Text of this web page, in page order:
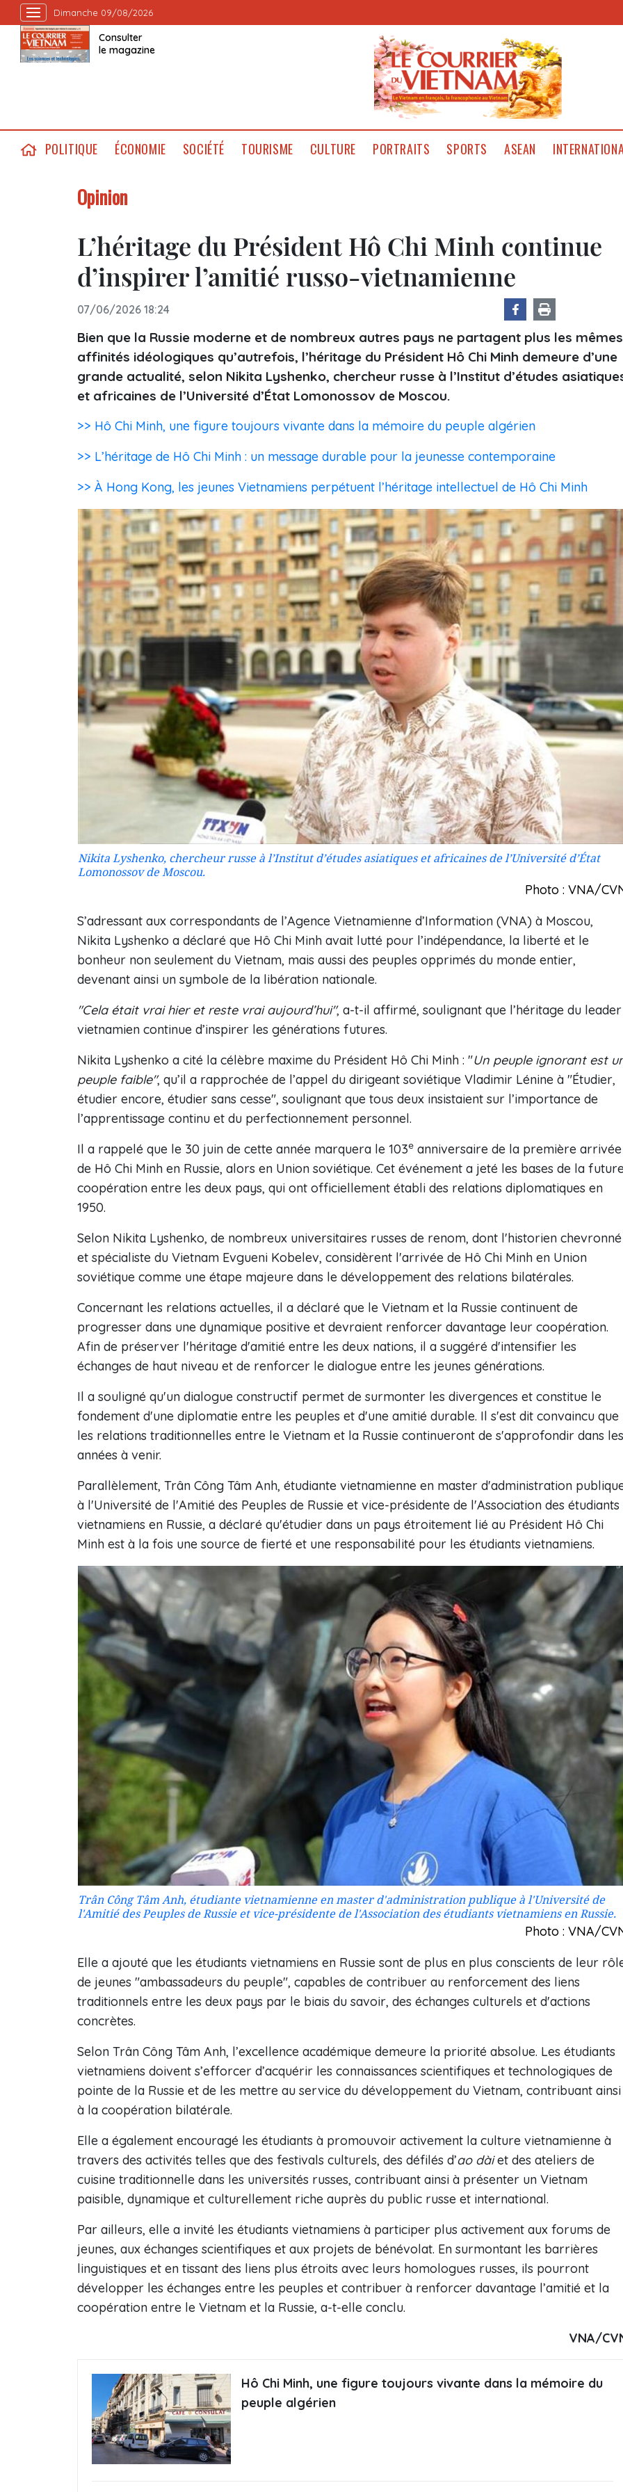
Dimanche 09/08/2026
Consulter
le magazine
POLITIQUE ÉCONOMIE SOCIÉTÉ TOURISME CULTURE PORTRAITS SPORTS ASEAN
Opinion
L’héritage du Président Hô Chi Minh continue
d’inspirer l’amitié russo-vietnamienne
07/06/2026 18:24
Bien que la Russie moderne et de nombreux autres pays ne partagent plus les mêmes
affinités idéologiques qu’autrefois, l’héritage du Président Hô Chi Minh demeure d’une
grande actualité, selon Nikita Lyshenko, chercheur russe à l’Institut d’études
et africaines de l’Université d’État Lomonossov de Moscou.
>> Hô Chi Minh, une figure toujours vivante dans la mémoire du peuple algérien
>> L’héritage de Hô Chi Minh : un message durable pour la jeunesse contemporaine
>> À Hong Kong, les jeunes Vietnamiens perpétuent l’héritage intellectuel de Hô Chi Minh
Nikita Lyshenko, chercheur russe à l’Institut d’études asiatiques et africaines de l’Université d’État
Lomonossov de Moscou.
Photo : VNA/
S’adressant aux correspondants de l’Agence Vietnamienne d’Information (VNA) à Moscou,
Nikita Lyshenko a déclaré que Hô Chi Minh avait lutté pour l’indépendance, la liberté et le
bonheur non seulement du Vietnam, mais aussi des peuples opprimés du monde entier,
devenant ainsi un symbole de la libération nationale.
"Cela était vrai hier et reste vrai aujourd’hui", a-t-il affirmé, soulignant que l’héritage du leader
vietnamien continue d’inspirer les générations futures.
Nikita Lyshenko a cité la célèbre maxime du Président Hô Chi Minh : "Un peuple ignorant est
peuple faible", qu’il a rapprochée de l’appel du dirigeant soviétique Vladimir Lénine à "Étudier,
étudier encore, étudier sans cesse", soulignant que tous deux insistaient sur l’importance de
l’apprentissage continu et du perfectionnement personnel.
Il a rappelé que le 30 juin de cette année marquera le 103e anniversaire de la première arrivée
de Hô Chi Minh en Russie, alors en Union soviétique. Cet événement a jeté les bases de la
coopération entre les deux pays, qui ont officiellement établi des relations diplomatiques en
1950.
Selon Nikita Lyshenko, de nombreux universitaires russes de renom, dont l'historien chevronné
et spécialiste du Vietnam Evgueni Kobelev, considèrent l'arrivée de Hô Chi Minh en Union
soviétique comme une étape majeure dans le développement des relations bilatérales.
Concernant les relations actuelles, il a déclaré que le Vietnam et la Russie continuent de
progresser dans une dynamique positive et devraient renforcer davantage leur coopération.
Afin de préserver l'héritage d'amitié entre les deux nations, il a suggéré d'intensifier les
échanges de haut niveau et de renforcer le dialogue entre les jeunes générations.
Il a souligné qu'un dialogue constructif permet de surmonter les divergences et constitue le
fondement d'une diplomatie entre les peuples et d'une amitié durable. Il s'est dit convaincu que
les relations traditionnelles entre le Vietnam et la Russie continueront de s'approfondir dans les
années à venir.
Parallèlement, Trân Công Tâm Anh, étudiante vietnamienne en master d'administration
à l'Université de l'Amitié des Peuples de Russie et vice-présidente de l'Association des étudiants
vietnamiens en Russie, a déclaré qu'étudier dans un pays étroitement lié au Président Hô Chi
Minh est à la fois une source de fierté et une responsabilité pour les étudiants vietnamiens.
Trân Công Tâm Anh, étudiante vietnamienne en master d'administration publique à l'Université de
l'Amitié des Peuples de Russie et vice-présidente de l'Association des étudiants vietnamiens en Russie.
Photo : VNA/
Elle a ajouté que les étudiants vietnamiens en Russie sont de plus en plus conscients de leur
de jeunes "ambassadeurs du peuple", capables de contribuer au renforcement des liens
traditionnels entre les deux pays par le biais du savoir, des échanges culturels et d'actions
concrètes.
Selon Trân Công Tâm Anh, l’excellence académique demeure la priorité absolue. Les étudiants
vietnamiens doivent s’efforcer d’acquérir les connaissances scientifiques et technologiques de
pointe de la Russie et de les mettre au service du développement du Vietnam, contribuant ainsi
à la coopération bilatérale.
Elle a également encouragé les étudiants à promouvoir activement la culture vietnamienne à
travers des activités telles que des festivals culturels, des défilés d’ao dàiet des ateliers de
cuisine traditionnelle dans les universités russes, contribuant ainsi à présenter un Vietnam
paisible, dynamique et culturellement riche auprès du public russe et international.
Par ailleurs, elle a invité les étudiants vietnamiens à participer plus activement aux forums de
jeunes, aux échanges scientifiques et aux projets de bénévolat. En surmontant les barrières
linguistiques et en tissant des liens plus étroits avec leurs homologues russes, ils pourront
développer les échanges entre les peuples et contribuer à renforcer davantage l’amitié et la
coopération entre le Vietnam et la Russie, a-t-elle conclu.
VNA/
Hô Chi Minh, une figure toujours vivante dans la mémoire du
peuple algérien